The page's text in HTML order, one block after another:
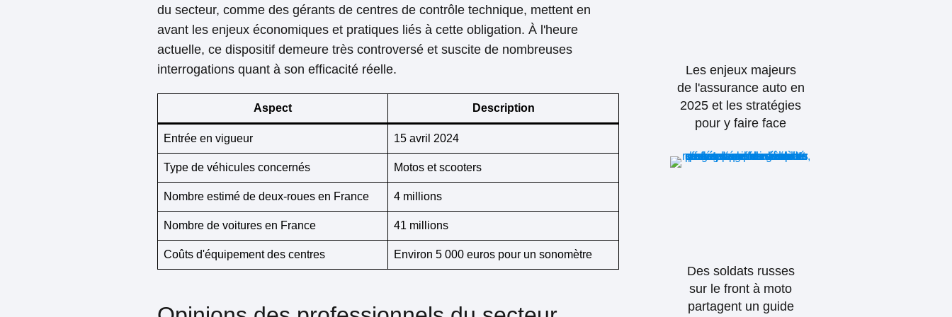
du secteur, comme des gérants de centres de contrôle technique, mettent en
avant les enjeux économiques et pratiques liés à cette obligation. À l'heure
actuelle, ce dispositif demeure très controversé et suscite de nombreuses
interrogations quant à son efficacité réelle.
Aspect Description
Entrée en vigueur 15 avril 2024
Type de véhicules concernés Motos et scooters
Nombre estimé de deux-roues en France 4 millions
Nombre de voitures en France 41 millions
Coûts d'équipement des centres Environ 5 000 euros pour un sonomètre
Les enjeux majeurs
de l'assurance auto en
2025 et les stratégies
pour y faire face
Des soldats russes
sur le front à moto
partagent un guide